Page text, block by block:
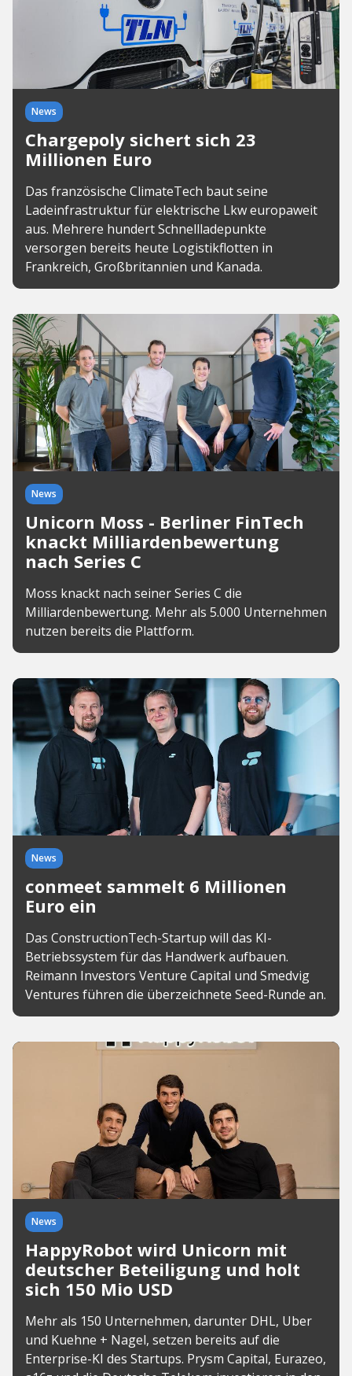
News
Chargepoly sichert sich 23
Millionen Euro
Das französische ClimateTech baut seine
Ladeinfrastruktur für elektrische Lkw europaweit
aus. Mehrere hundert Schnellladepunkte
versorgen bereits heute Logistikflotten in
Frankreich, Großbritannien und Kanada.
News
Unicorn Moss - Berliner FinTech
knackt Milliardenbewertung
nach Series C
Moss knackt nach seiner Series C die
Milliardenbewertung. Mehr als 5.000 Unternehmen
nutzen bereits die Plattform.
News
conmeet sammelt 6 Millionen
Euro ein
Das ConstructionTech-Startup will das KI-
Betriebssystem für das Handwerk aufbauen.
Reimann Investors Venture Capital und Smedvig
Ventures führen die überzeichnete Seed-Runde an.
News
HappyRobot wird Unicorn mit
deutscher Beteiligung und holt
sich 150 Mio USD
Mehr als 150 Unternehmen, darunter DHL, Uber
und Kuehne + Nagel, setzen bereits auf die
Enterprise-KI des Startups. Prysm Capital, Eurazeo,